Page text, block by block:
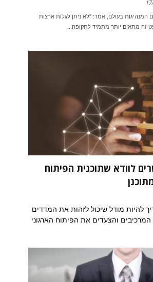
המנהיגות בעולם, אמר: "לא ניתן לגלות ארצות
זה מתאים יותר מתמיד לתקופה...
לוודא שתוכנית הפיתוח
להיות מודל שיכול לזהות את המדדים
והצעדים את הפיתוח הארגוני